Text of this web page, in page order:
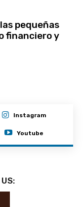
pequeñas
financiero y
Instagram
Youtube